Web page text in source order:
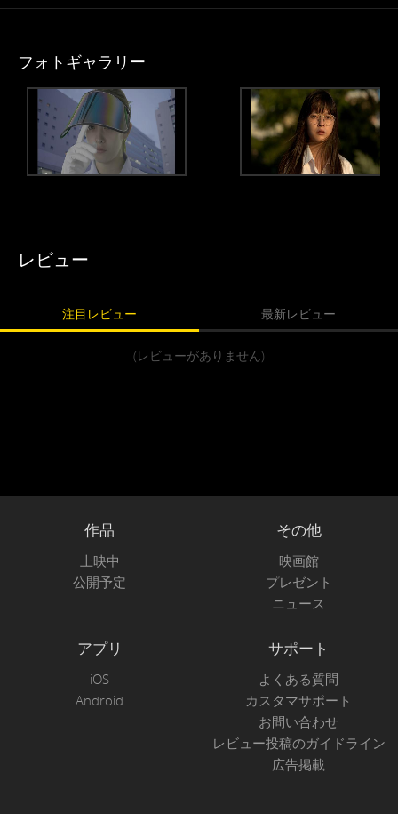
フォトギャラリー
レビュー
注目レビュー 最新レビュー
(レビューがありません)
作品
上映中
公開予定
その他
映画館
プレゼント
ニュース
アプリ
iOS
Android
サポート
よくある質問
カスタマサポート
お問い合わせ
レビュー投稿のガイドライン
広告掲載